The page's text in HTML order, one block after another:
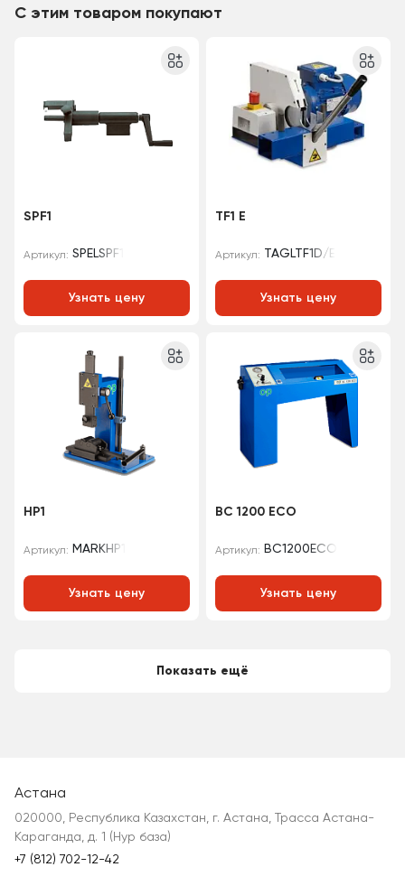
С этим товаром покупают
SPF1
Артикул: SPELSPF1
Узнать цену
TF1 E
Артикул: TAGLTF1D/E
Узнать цену
HP1
Артикул: MARKHP1
Узнать цену
BC 1200 ECO
Артикул: BC1200ECO
Узнать цену
Показать ещё
Астана
020000, Республика Казахстан, г. Астана, Трасса Астана-
Караганда, д. 1 (Нур база)
+7 (812) 702-12-42